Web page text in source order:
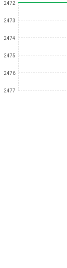
2472
2473
2474
2475
2476
2477